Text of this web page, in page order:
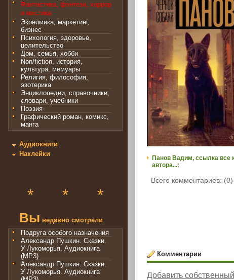
Фантастика, фэнтези, хоррор
и мистика
Экономика, маркетинг,
бизнес
Психология, здоровье,
целительство
Дом, семья, хобби
Non/fiction, история,
культура, мемуары
Религия, философия,
эзотерика
Энциклопедии, справочники,
словари, учебники
Поэзия
Графический роман, комикс,
манга
Аудиокниги
Наклейки
* * *
Вы недавно смотрели
Подруга особого назначения
Александр Пушкин. Сказки.
У Лукоморья. Аудиокнига
(MP3)
Александр Пушкин. Сказки.
У Лукоморья. Аудиокнига
Панов Вадим, ссылка все
автора...:
Всего комментариев: (0)
Комментарии
Добавить